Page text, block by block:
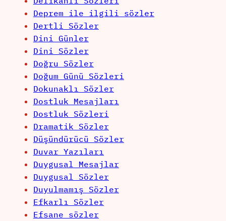
Deprem ile ilgili sözler
Dertli Sözler
Dini Günler
Dini Sözler
Doğru Sözler
Doğum Günü Sözleri
Dokunaklı Sözler
Dostluk Mesajları
Dostluk Sözleri
Dramatik Sözler
Düşündürücü Sözler
Duvar Yazıları
Duygusal Mesajlar
Duygusal Sözler
Duyulmamış Sözler
Efkarlı Sözler
Efsane sözler